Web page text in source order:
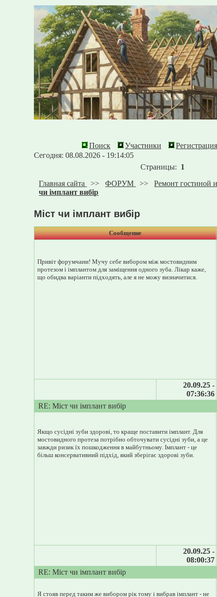
Поиск Участники
Регистрация
Сегодня: 08.08.2026 - 19:14:05
Страницы: 1
Главная сайта
>>ФОРУМ >>Ремонт гостиной
чи імплант вибір
Міст чи імплант вибір
Сообщение
Привіт форумчани! Мучу себе вибором між мостовидним
протезом і імплантом для заміщення одного зуба. Лікар каже,
що обидва варіанти підходять, але я не можу визначитися.
20.09.25 -
07:36:36
RE: Міст чи імплант вибір
Якщо сусідні зуби здорові, то краще поставити імплант. Для
мостовидного протеза потрібно обточувати сусідні зуби, а це
завжди ризик їх пошкодження в майбутньому. Імплант - це
більш консервативний підхід, який зберігає здорові зуби.
20.09.25 -
08:00:37
RE: Міст чи імплант вибір
Я стояв перед таким же вибором рік тому і вибрав імплант - не